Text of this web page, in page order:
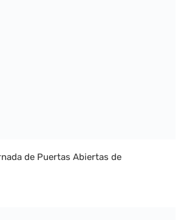
de Puertas Abiertas de